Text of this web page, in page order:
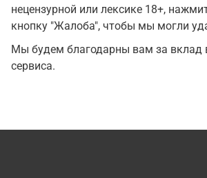
нецензурной или лексике 18+,
кнопку "Жалоба", чтобы мы могли
Мы будем благодарны вам за вклад
сервиса.